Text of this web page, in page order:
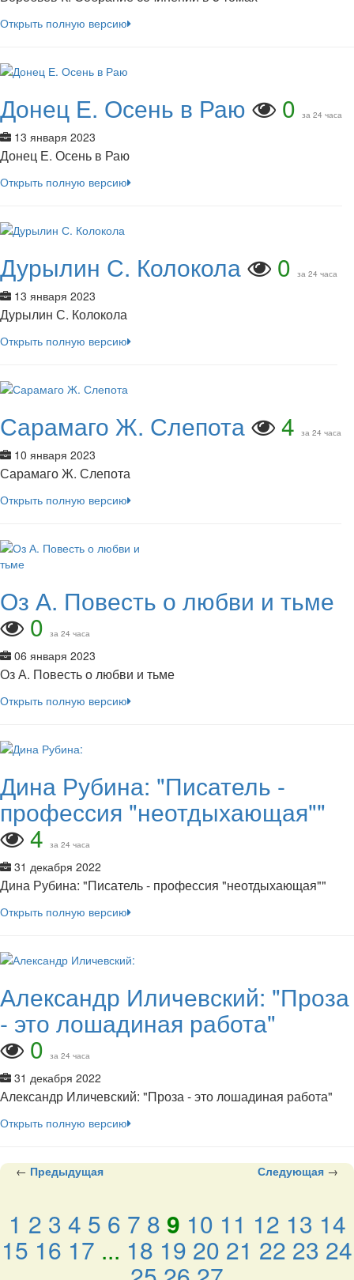
Открыть полную версию
Донец Е. Осень в Раю 0 за 24 часа
13 января 2023
Донец Е. Осень в Раю
Открыть полную версию
Дурылин С. Колокола 0 за 24 часа
13 января 2023
Дурылин С. Колокола
Открыть полную версию
Сарамаго Ж. Слепота 4 за 24 часа
10 января 2023
Сарамаго Ж. Слепота
Открыть полную версию
Оз А. Повесть о любви и тьме
0 за 24 часа
06 января 2023
Оз А. Повесть о любви и тьме
Открыть полную версию
Дина Рубина: "Писатель -
профессия "неотдыхающая""
4 за 24 часа
31 декабря 2022
Дина Рубина: "Писатель - профессия "неотдыхающая""
Открыть полную версию
Александр Иличевский: "Проза
- это лошадиная работа"
0 за 24 часа
31 декабря 2022
Александр Иличевский: "Проза - это лошадиная работа"
Открыть полную версию
← Предыдущая Следующая →
1 2 3 4 5 6 7 8 9 10 11 12 13 14
15 16 17 ... 18 19 20 21 22 23 24